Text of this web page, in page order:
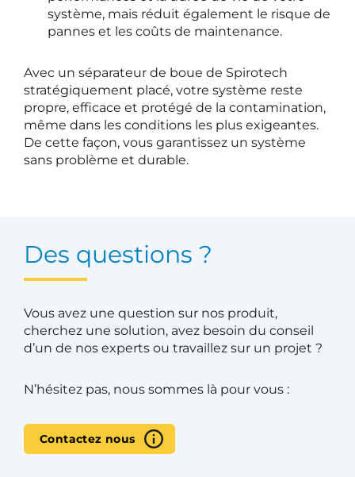
système, mais réduit également le risque de
pannes et les coûts de maintenance.
Avec un séparateur de boue de Spirotech
stratégiquement placé, votre système reste
propre, efficace et protégé de la contamination,
même dans les conditions les plus exigeantes.
De cette façon, vous garantissez un système
sans problème et durable.
Des questions ?
Vous avez une question sur nos produit,
cherchez une solution, avez besoin du conseil
d’un de nos experts ou travaillez sur un projet ?
N’hésitez pas, nous sommes là pour vous :
Contactez nous